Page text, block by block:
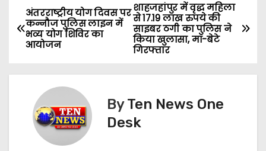
P
o
शाहजहांपुर में वृद्ध महिला
से 17.19 लाख रुपये की
साइबर ठगी का पुलिस ने
किया खुलासा, मां-बेटे
गिरफ्तार
अंतरराष्ट्रीय योग दिवस पर
कन्नौज पुलिस लाइन में
भव्य योग शिविर का
आयोजन
ByTen News One
Desk